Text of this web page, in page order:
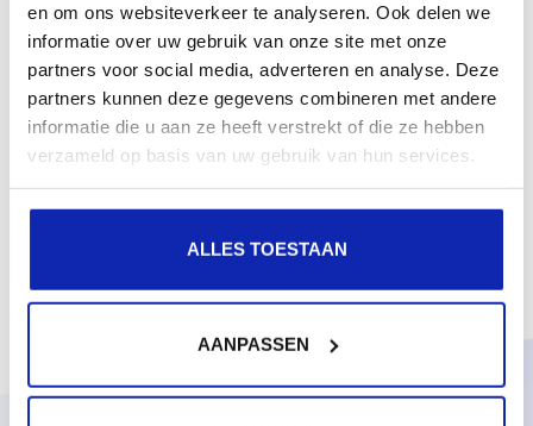
en om ons websiteverkeer te analyseren. Ook delen we
informatie over uw gebruik van onze site met onze
partners voor social media, adverteren en analyse. Deze
partners kunnen deze gegevens combineren met andere
informatie die u aan ze heeft verstrekt of die ze hebben
verzameld op basis van uw gebruik van hun services.
ALLES TOESTAAN
AANPASSEN
Des questions sur SSL?
Vous avez une question sur ce certificat ou vous
ne savez pas s'il convient à votre application?
CONTACTEZ-NOUS